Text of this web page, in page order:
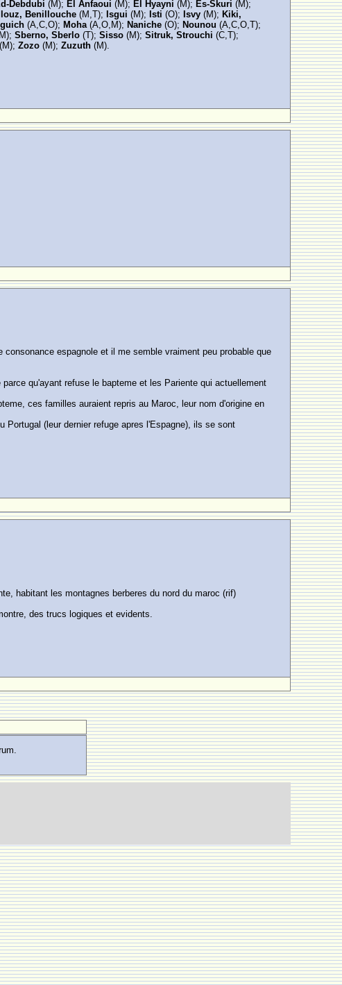
Debdubi(M); El Anfaoui (M); El Hyayni(M); Es-Skuri(M);
Benillouche (M,T); Isgui(M); Isti(O); Isvy(M); Kiki,
(A,C,O); Moha(A,O,M); Naniche(O); Nounou (A,C,O,T);
Sberno, Sberlo(T); Sisso (M); Sitruk, Strouchi(C,T);
(M); Zozo (M); Zuzuth (M).
espagnole et il me semble vraiment peu probable que
qu'ayant refuse le bapteme et les Pariente qui actuellement
ces familles auraient repris au Maroc, leur nom d'origine en
(leur dernier refuge apres l'Espagne), ils se sont
habitant les montagnes berberes du nord du maroc (rif)
des trucs logiques et evidents.